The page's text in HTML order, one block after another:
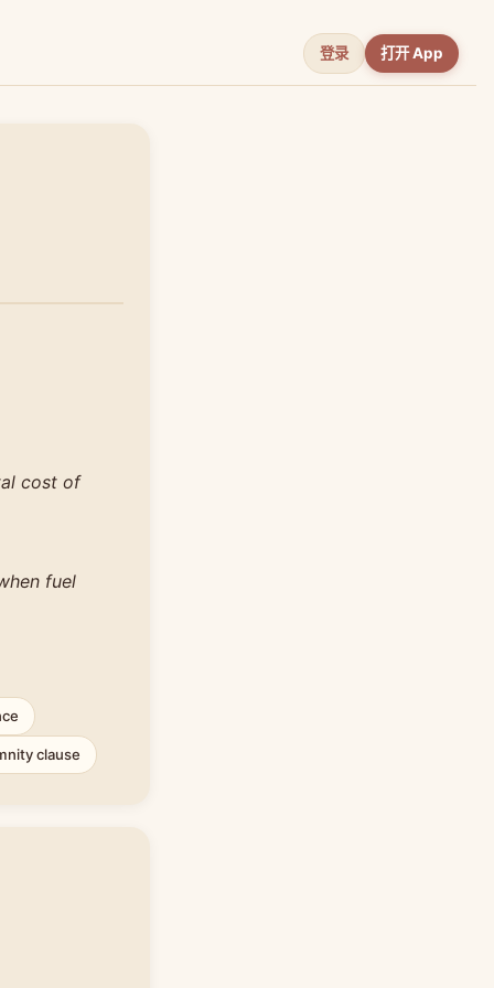
登录 打开 App
cost of
fuel
clause